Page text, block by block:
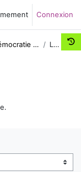
Connexion
Leçon 8. Démocratie et État de droit Leçon